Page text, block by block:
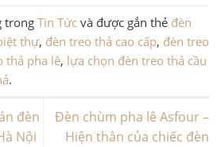
trong Tin Tức và được gắn thẻ đèn
thự, đèn treo thả cao cấp, đèn treo
thả pha lê, lựa chọn đèn treo thả cầu
.
đèn
Nội
Đèn chùm pha lê Asfour –
Hiện thân của chiếc đèn